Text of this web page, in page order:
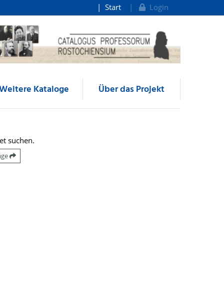
Start Login
Kataloge Über das Projekt
suchen.